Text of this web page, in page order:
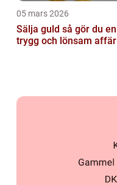
05 mars 2026
Sälja guld så gör du en
trygg och lönsam affär